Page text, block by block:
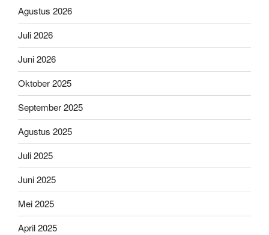
Agustus 2026
Juli 2026
Juni 2026
Oktober 2025
September 2025
Agustus 2025
Juli 2025
Juni 2025
Mei 2025
April 2025